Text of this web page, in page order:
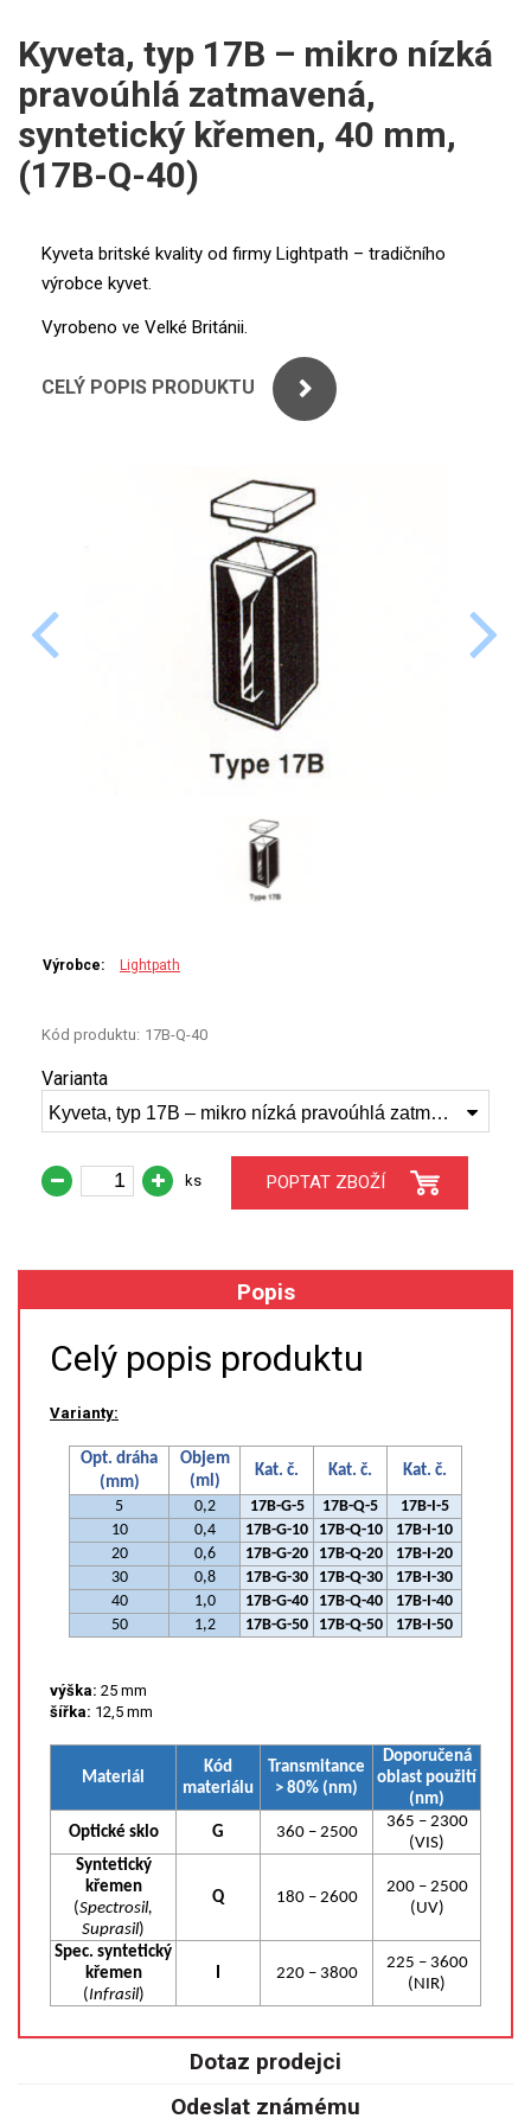
SHIMADZU
THERMO ELECTRON (UNICAM)
STANDARDY
ICP
AGILENT
TELEDYNE LEEMAN
HORIBA (JOBIN YVONE)
XRF
FÓLIE XRF
UV-VIS FLUO
DETEKTORY HPLC
VÝBOJKY PRO UV/VIS
SPEKTROFOTOMETRY
PŘÍPRAVA VZORKŮ
OTEVŘENÝ ROZKLAD
MIKROVLNNÝ ROZKLAD
TLAKOVÉ AUTOKLÁVY
REAKČNÍ AUTOKLÁVY
TAVENÍ
SPEX MLETÍ
XRF
UV-VIS FLUO
Příprava vzorků
Kyveta, typ 17B – mikro nízká
pravoúhlá zatmavená,
syntetický křemen, 40 mm,
(17B-Q-40)
Kyveta britské kvality od firmy Lightpath – tradičního
výrobce kyvet.
Vyrobeno ve Velké Británii.
CELÝ POPIS PRODUKTU
Výrobce: Lightpath
Kód produktu: 17B-Q-40
Varianta
Kyveta, typ 17B – mikro nízká pravoúhlá zatmavená, syntetický křemen, 40 mm, (17B-Q-40)
ks POPTAT ZBOŽÍ
Popis
Celý popis produktu
Varianty:
Opt. dráha
(mm)
Objem
(ml)
Kat. č. Kat. č.
Kat. č.
5
0,2 17B-G-5 17B-Q-5
17B-I-5
10
0,4 17B-G-10 17B-Q-10
17B-I-10
20
0,6 17B-G-20 17B-Q-20
17B-I-20
30
0,8 17B-G-30 17B-Q-30
17B-I-30
40
1,0 17B-G-40 17B-Q-40
17B-I-40
50
1,2 17B-G-50 17B-Q-50 17B-I-50
výška: 25 mm
šířka: 12,5 mm
Materiál
Kód
materiálu
Transmitance
> 80% (nm)
Doporučená
oblast použití
(nm)
Optické sklo
G 360 – 2500
365 – 2300
(VIS)
Syntetický
křemen
(Spectrosil,
Suprasil)
Q 180 – 2600
200 – 2500
(UV)
Spec. syntetický
křemen
( Infrasil)
220 – 3800
225 – 3600
(NIR)
Dotaz prodejci
Odeslat známému